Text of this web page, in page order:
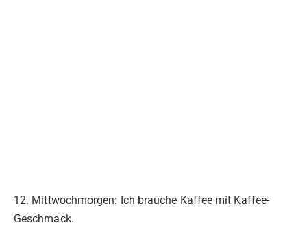
12. Mittwochmorgen: Ich brauche Kaffee mit Kaffee-
Geschmack.